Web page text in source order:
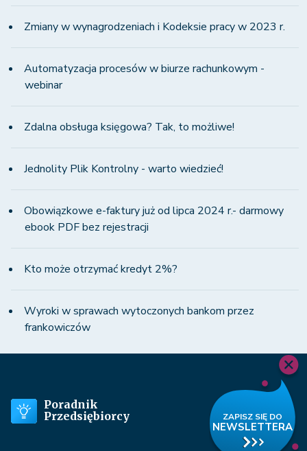
Zmiany w wynagrodzeniach i Kodeksie pracy w 2023 r.
Automatyzacja procesów w biurze rachunkowym -
webinar
Zdalna obsługa księgowa? Tak, to możliwe!
Jednolity Plik Kontrolny - warto wiedzieć!
Obowiązkowe e-faktury już od lipca 2024 r.- darmowy
ebook PDF bez rejestracji
Kto może otrzymać kredyt 2%?
Wyroki w sprawach wytoczonych bankom przez
frankowiczów
Poradnik
Przedsiębiorcy